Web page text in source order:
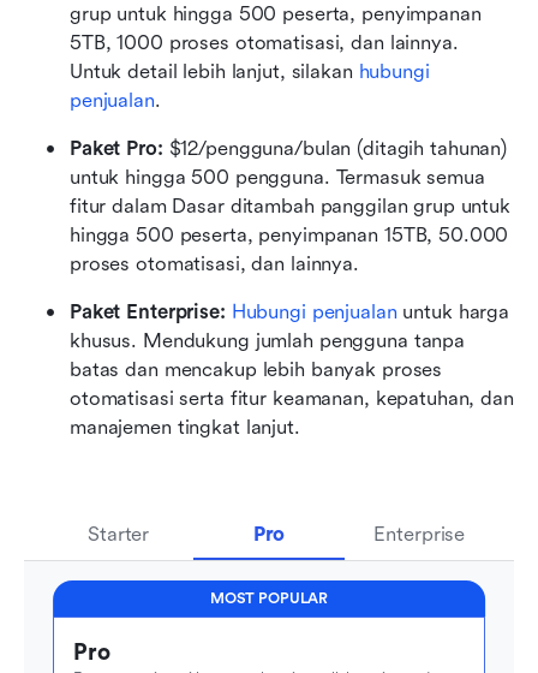
grup untuk hingga 500 peserta, penyimpanan
5TB, 1000 proses otomatisasi, dan lainnya.
Untuk detail lebih lanjut, silakan hubungi
penjualan.
Paket Pro: $12/pengguna/bulan (ditagih tahunan)
untuk hingga 500 pengguna. Termasuk semua
fitur dalam Dasar ditambah panggilan grup untuk
hingga 500 peserta, penyimpanan 15TB, 50.000
proses otomatisasi, dan lainnya.
Paket Enterprise: Hubungi penjualan untuk harga
khusus. Mendukung jumlah pengguna tanpa
batas dan mencakup lebih banyak proses
otomatisasi serta fitur keamanan, kepatuhan, dan
manajemen tingkat lanjut.
Starter Pro Enterprise
MOST POPULAR
Pro